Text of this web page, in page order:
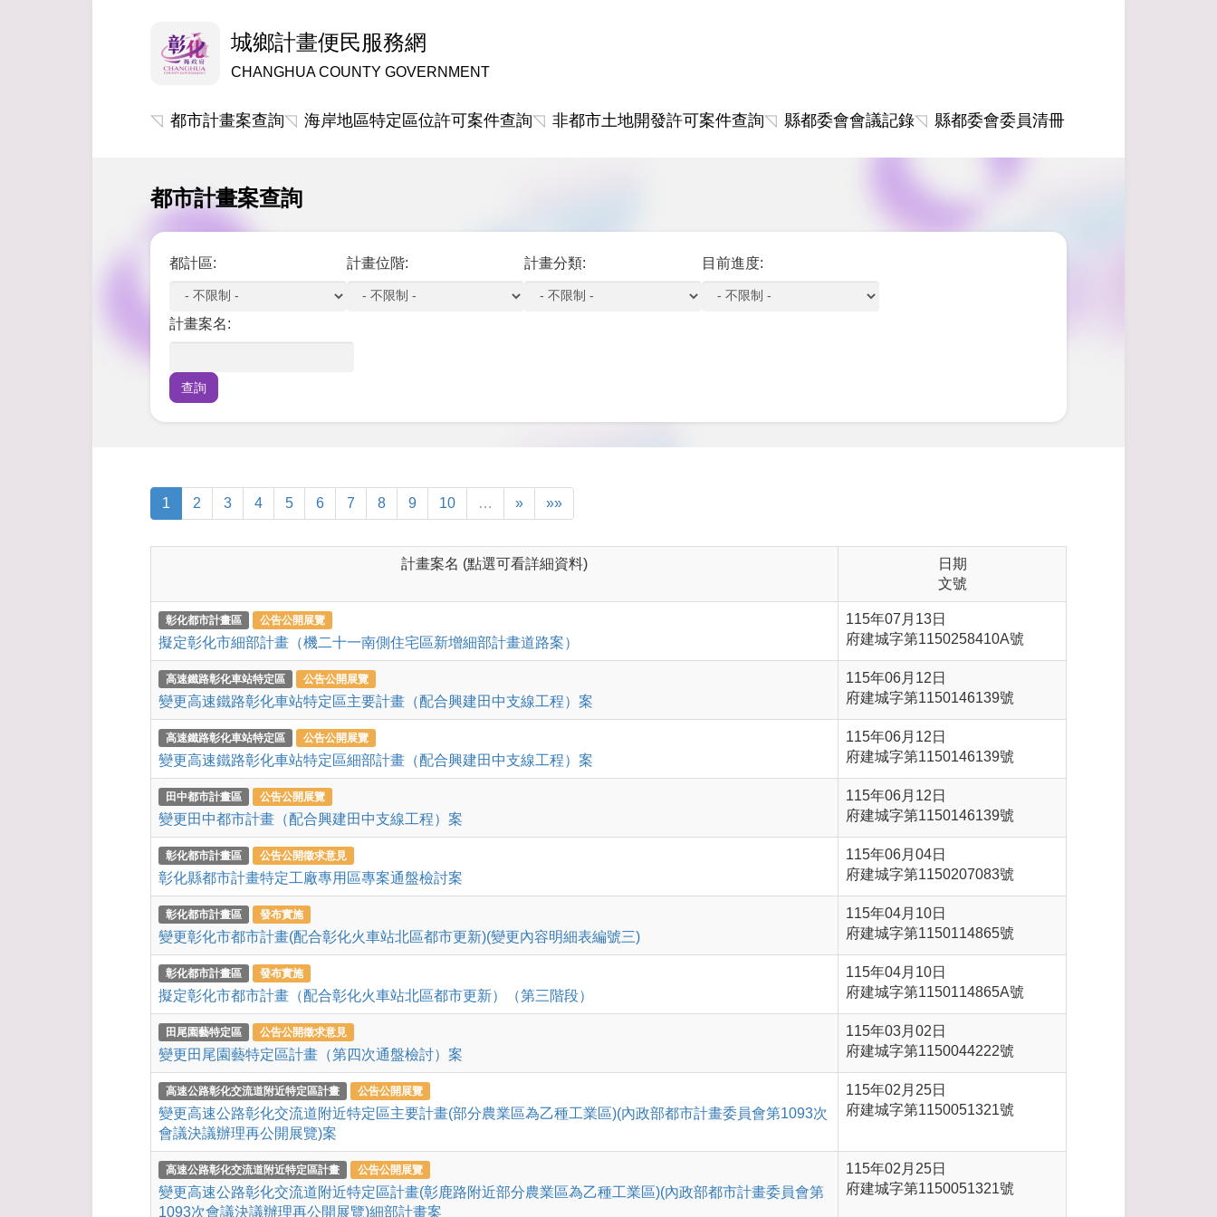
城鄉計畫便民服務網
CHANGHUA COUNTY GOVERNMENT
都市計畫案查詢 海岸地區特定區位許可案件查詢 非都市土地開發許可案件查詢 縣都委會會議記錄 縣都委會委員清冊
都市計畫案查詢
都計區: 計畫位階: 計畫分類: 目前進度:
計畫案名:
1 2 3 4 5 6 7 8 9 10 … » »»
計畫案名 (點選可看詳細資料)
日期
文號
彰化都市計畫區 公告公開展覽
擬定彰化市細部計畫（機二十一南側住宅區新增細部計畫道路案）
115年07月13日
府建城字第1150258410A號
高速鐵路彰化車站特定區 公告公開展覽
變更高速鐵路彰化車站特定區主要計畫（配合興建田中支線工程）案
115年06月12日
府建城字第1150146139號
高速鐵路彰化車站特定區 公告公開展覽
變更高速鐵路彰化車站特定區細部計畫（配合興建田中支線工程）案
115年06月12日
府建城字第1150146139號
田中都市計畫區 公告公開展覽
變更田中都市計畫（配合興建田中支線工程）案
115年06月12日
府建城字第1150146139號
彰化都市計畫區 公告公開徵求意見
彰化縣都市計畫特定工廠專用區專案通盤檢討案
115年06月04日
府建城字第1150207083號
彰化都市計畫區 發布實施
變更彰化市都市計畫(配合彰化火車站北區都市更新)(變更內容明細表編號三)
115年04月10日
府建城字第1150114865號
彰化都市計畫區 發布實施
擬定彰化市都市計畫（配合彰化火車站北區都市更新）（第三階段）
115年04月10日
府建城字第1150114865A號
田尾園藝特定區 公告公開徵求意見
變更田尾園藝特定區計畫（第四次通盤檢討）案
115年03月02日
府建城字第1150044222號
高速公路彰化交流道附近特定區計畫 公告公開展覽
變更高速公路彰化交流道附近特定區主要計畫(部分農業區為乙種工業區)(內政部都市計畫委員會第1093次
會議決議辦理再公開展覽)案
115年02月25日
府建城字第1150051321號
高速公路彰化交流道附近特定區計畫 公告公開展覽
變更高速公路彰化交流道附近特定區計畫(彰鹿路附近部分農業區為乙種工業區)(內政部都市計畫委員會第
1093次會議決議辦理再公開展覽)細部計畫案
115年02月25日
府建城字第1150051321號